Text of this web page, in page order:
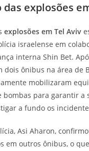
explosões
explosões em Tel Aviv
israelense em
interna Shin Bet.
dois ônibus na área de
mobilizaram
bombas para garantir a
a fundo os
Asi Aharon,
em outros ônibus, o